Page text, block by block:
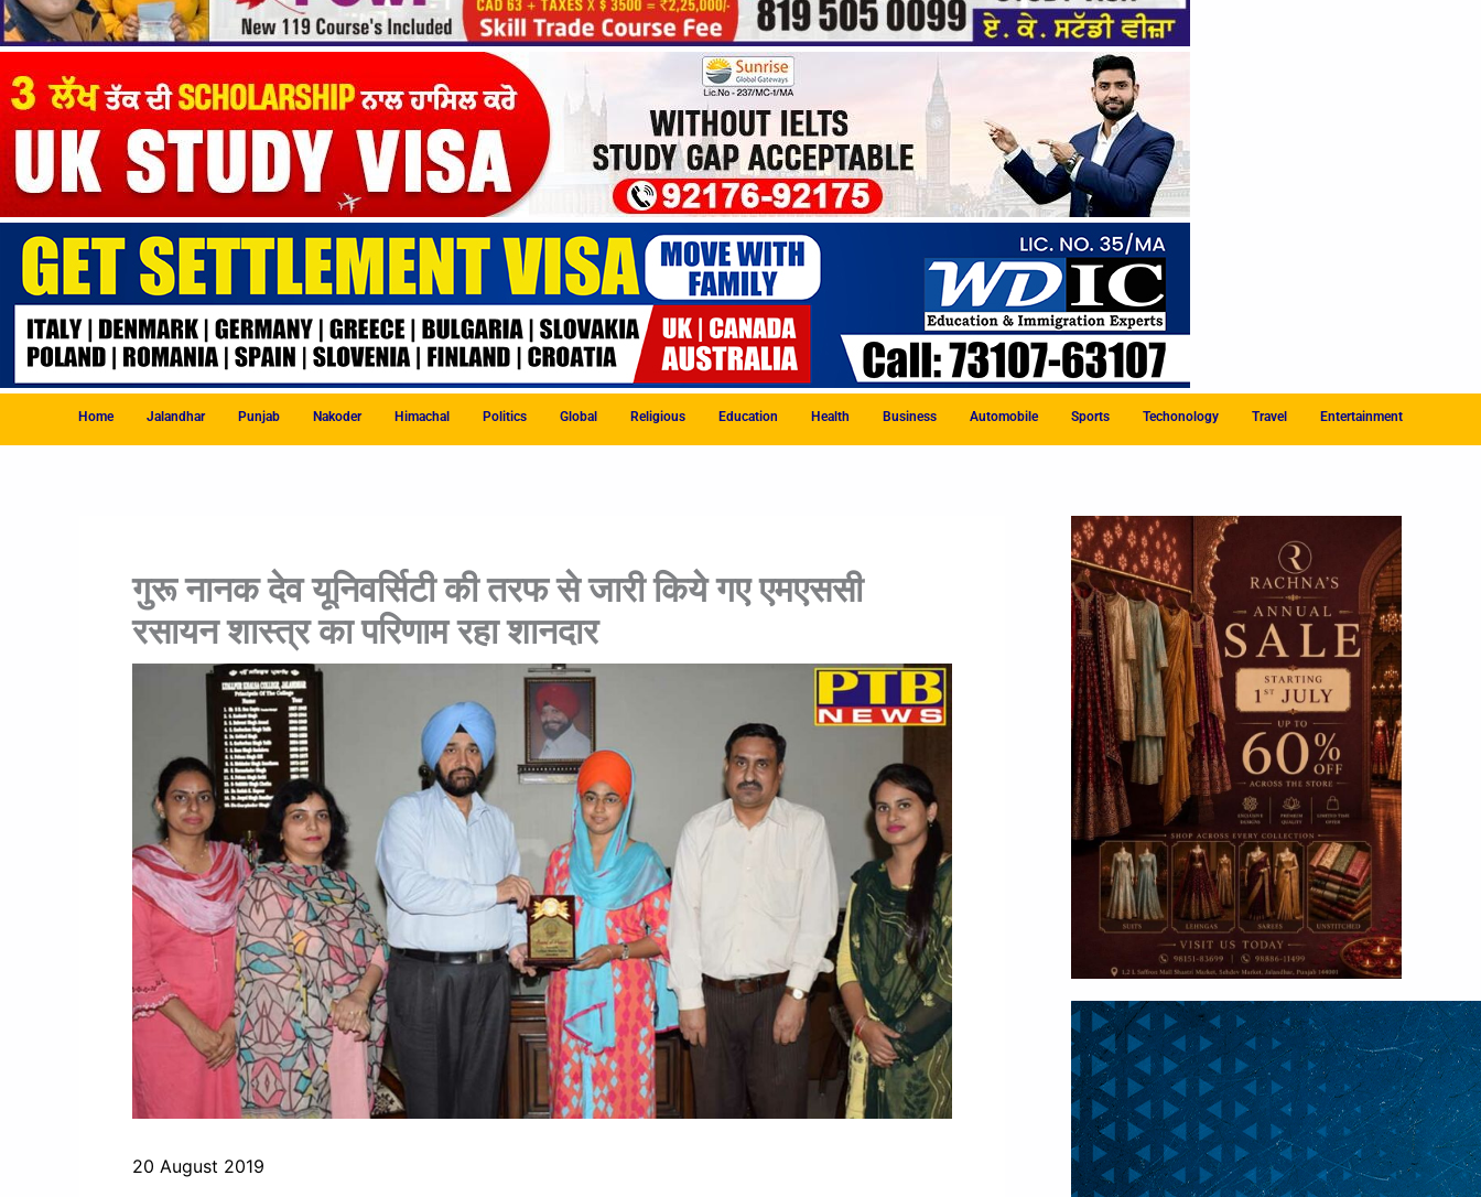
Home Jalandhar Punjab Nakoder Himachal Politics Global Religious Education Health Business Automobile Sports Techonology Travel Entertainment
गुरू नानक देव यूनिवर्सिटी की तरफ से जारी किये गए एमएससी
रसायन शास्त्र का परिणाम रहा शानदार
20 August 2019